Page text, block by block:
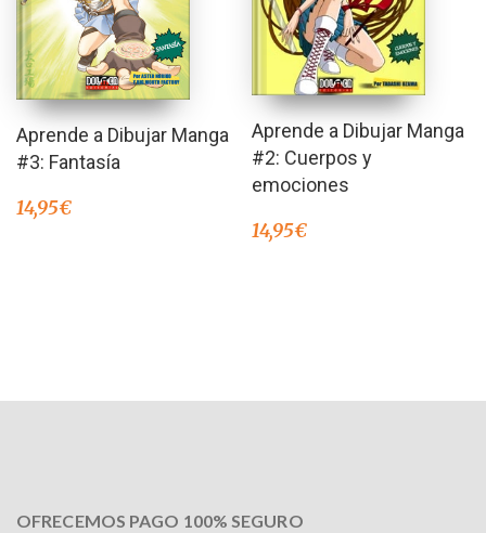
Aprende a Dibujar Manga
#3: Fantasía
14,95€
Aprende a Dibujar Manga
#2: Cuerpos y
emociones
14,95€
OFRECEMOS PAGO 100% SEGURO